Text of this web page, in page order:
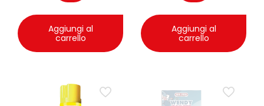
Aggiungi al
carrello
Aggiungi al
carrello